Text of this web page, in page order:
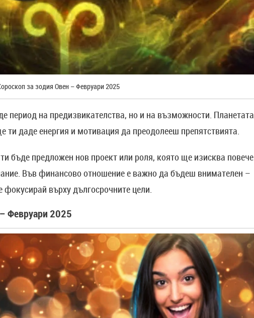
за зодия Овен – Февруари 2025
период на предизвикателства, но и на възможности. Планетата
ти даде енергия и мотивация да преодолееш препятствията.
бъде предложен нов проект или роля, която ще изисква повече
Във финансово отношение е важно да бъдеш внимателен –
фокусирай върху дългосрочните цели.
Февруари 2025